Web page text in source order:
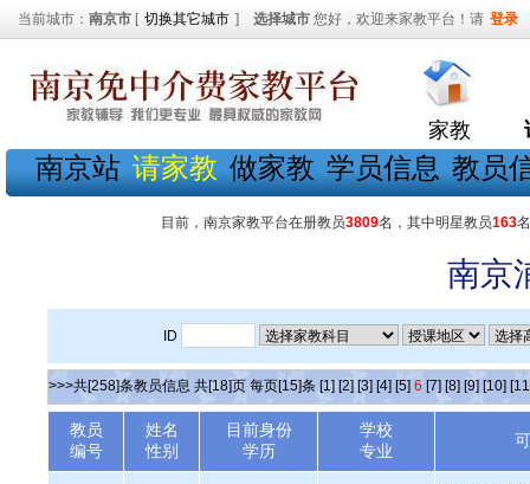
当前城市： 南京市 [ 切换其它城市 ] 选择城市 您好，欢迎来家教平台！请 登录
家教
南京站 请家教 做家教 学员信息 教员
目前，南京家教平台在册教员3809名，其中明星教员163
南京
ID
>>>共[258]条教员信息 共[18]页 每页[15]条 [1] [2] [3] [4] [5] 6 [7] [8] [9] [10]
教员
编号
姓名
性别
目前身份
学历
学校
专业